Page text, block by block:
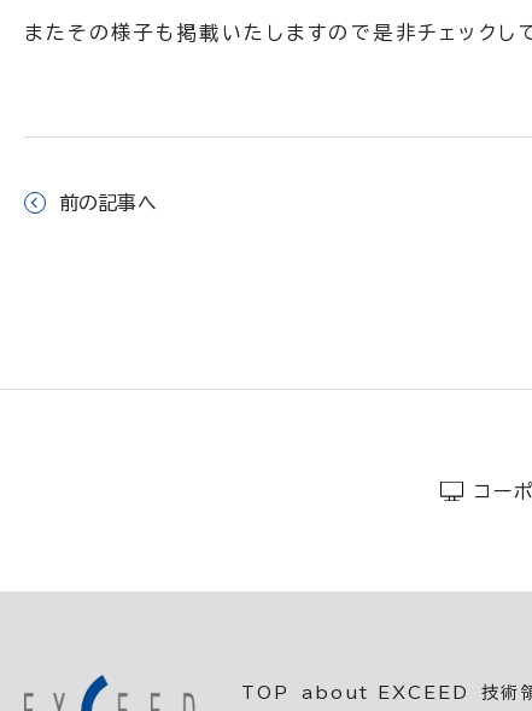
またその様子も掲載いたしますので是非チェックし
前の記事へ
コー
TOP about EXCEED 技術